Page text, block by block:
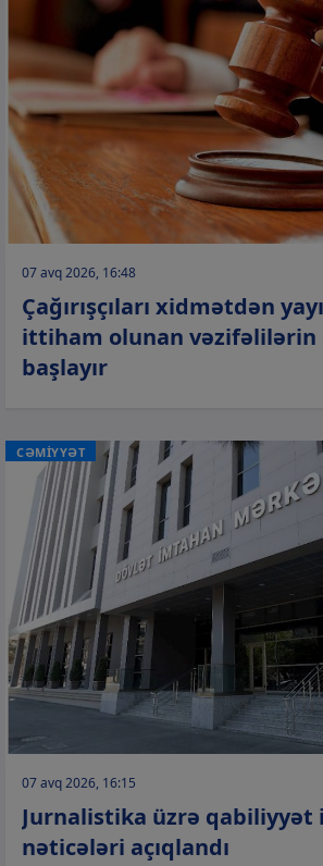
07 avq 2026, 16:48
Çağırışçıları xidmətdən
ittiham olunan vəzifəlilərin
başlayır
CƏMİYYƏT
07 avq 2026, 16:15
Jurnalistika üzrə qabiliyyət
nəticələri açıqlandı